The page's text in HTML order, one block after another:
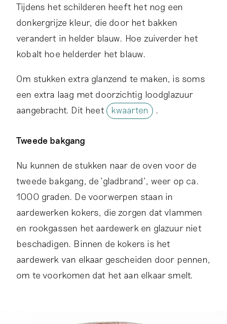
Tijdens het schilderen heeft het nog een
donkergrijze kleur, die door het bakken
verandert in helder blauw. Hoe zuiverder het
kobalt hoe helderder het blauw.
Om stukken extra glanzend te maken, is soms
een extra laag met doorzichtig loodglazuur
aangebracht. Dit heet
kwaarten .
Tweede bakgang
Nu kunnen de stukken naar de oven voor de
tweede bakgang, de ‘gladbrand’, weer op ca.
1000 graden. De voorwerpen staan in
aardewerken kokers, die zorgen dat vlammen
en rookgassen het aardewerk en glazuur niet
beschadigen. Binnen de kokers is het
aardewerk van elkaar gescheiden door pennen,
om te voorkomen dat het aan elkaar smelt.